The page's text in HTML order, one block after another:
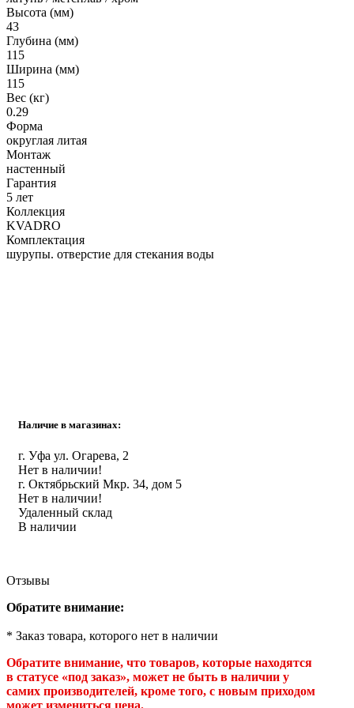
Высота (мм)
43
Глубина (мм)
115
Ширина (мм)
115
Вес (кг)
0.29
Форма
округлая литая
Монтаж
настенный
Гарантия
5 лет
Коллекция
KVADRO
Комплектация
шурупы. отверстие для стекания воды
Наличие в магазинах:
г. Уфа ул. Огарева, 2
Нет в наличии!
г. Октябрьский Мкр. 34, дом 5
Нет в наличии!
Удаленный склад
В наличии
Отзывы
Обратите внимание:
* Заказ товара, которого нет в наличии
Обратите внимание, что товаров, которые находятся
в статусе «под заказ», может не быть в наличии у
самих производителей, кроме того, с новым приходом
может измениться цена.
Гофрированные трубы и манжеты для унитаза
Сифоны
Развернуть
Смесители и комплектующие
Россинка-ТВК
Смесители для ванной комнаты
Смесители для кухни
Унитазы. писсуары. биде
Биде
Комплектующие для унитазов и инсталляциий
Писсуары